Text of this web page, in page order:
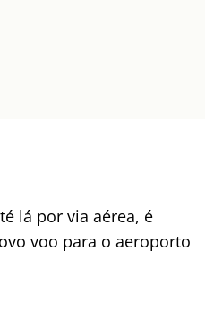
lá por via aérea, é
voo para o aeroporto